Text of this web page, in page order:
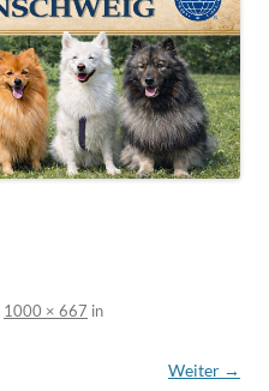
1000 × 667 in
Weiter →